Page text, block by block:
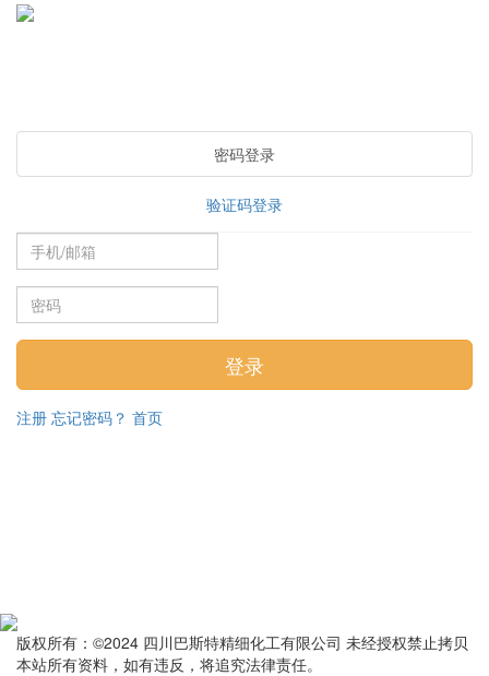
密码登录
验证码登录
注册 忘记密码？ 首页
版权所有：©2024 四川巴斯特精细化工有限公司 未经授权禁止拷贝
本站所有资料，如有违反，将追究法律责任。